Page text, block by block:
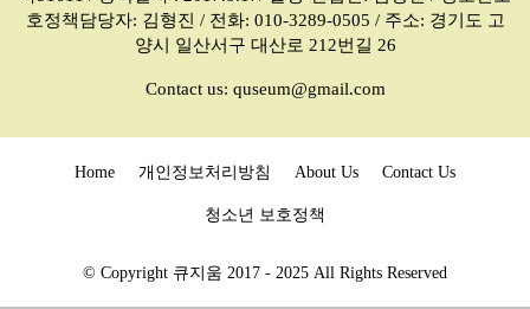
호정책담당자: 김형진 / 전화: 010-3289-0505 / 주소: 경기도 고
양시 일산서구 대산로 212번길 26
Contact us: quseum@gmail.com
Home 개인정보처리방침 About Us Contact Us
청소년 보호정책
© Copyright 큐지움 2017 - 2025 All Rights Reserved